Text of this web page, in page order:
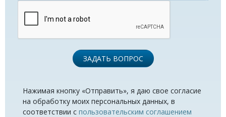
ЗАДАТЬ ВОПРОС
Нажимая кнопку «Отправить», я даю свое согласие
на обработку моих персональных данных, в
соответствии с пользовательским соглашением